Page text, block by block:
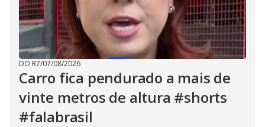
DO R7/07/08/2026
Carro fica pendurado a mais de
vinte metros de altura #shorts
#falabrasil